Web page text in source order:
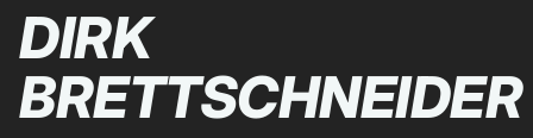
DIRK
BRETTSCHNEIDER